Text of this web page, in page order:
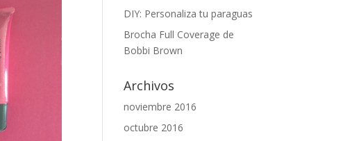
DIY: Personaliza tu paraguas
Brocha Full Coverage de
Bobbi Brown
Archivos
noviembre 2016
octubre 2016